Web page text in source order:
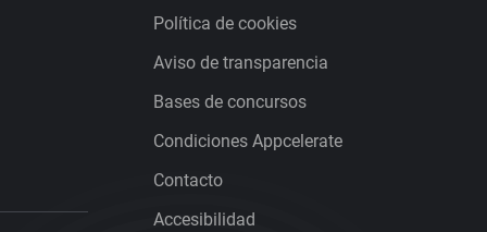
Política de cookies
Aviso de transparencia
Bases de concursos
Condiciones Appcelerate
Contacto
Accesibilidad